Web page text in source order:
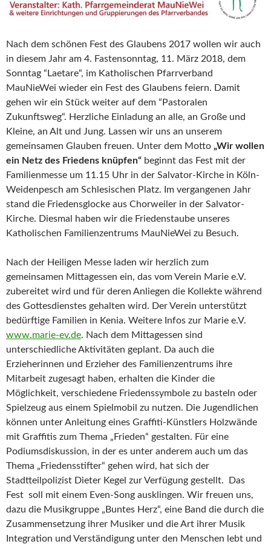
Nach dem schönen Fest des Glaubens 2017 wollen wir auch
in diesem Jahr am 4. Fastensonntag, 11. März 2018, dem
Sonntag “Laetare“, im Katholischen Pfarrverband
MauNieWei wieder ein Fest des Glaubens feiern. Damit
gehen wir ein Stück weiter auf dem “Pastoralen
Zukunftsweg“. Herzliche Einladung an alle, an Große und
Kleine, an Alt und Jung. Lassen wir uns an unserem
gemeinsamen Glauben freuen. Unter dem Motto „Wir wollen
ein Netz des Friedens knüpfen“ beginnt das Fest mit der
Familienmesse um 11.15 Uhr in der Salvator-Kirche in Köln-
Weidenpesch am Schlesischen Platz. Im vergangenen Jahr
stand die Friedensglocke aus Chorweiler in der Salvator-
Kirche. Diesmal haben wir die Friedenstaube unseres
Katholischen Familienzentrums MauNieWei zu Besuch.
Nach der Heiligen Messe laden wir herzlich zum
gemeinsamen Mittagessen ein, das vom Verein Marie e.V.
zubereitet wird und für deren Anliegen die Kollekte während
des Gottesdienstes gehalten wird. Der Verein unterstützt
bedürftige Familien in Kenia. Weitere Infos zur Marie e.V.
www.marie-ev.de. Nach dem Mittagessen sind
unterschiedliche Aktivitäten geplant. Da auch die
Erzieherinnen und Erzieher des Familienzentrums ihre
Mitarbeit zugesagt haben, erhalten die Kinder die
Möglichkeit, verschiedene Friedenssymbole zu basteln oder
Spielzeug aus einem Spielmobil zu nutzen. Die Jugendlichen
können unter Anleitung eines Graffiti-Künstlers Holzwände
mit Graffitis zum Thema „Frieden“ gestalten. Für eine
Podiumsdiskussion, in der es unter anderem auch um das
Thema „Friedensstifter“ gehen wird, hat sich der
Stadtteilpolizist Dieter Kegel zur Verfügung gestellt. Das
Fest soll mit einem Even-Song ausklingen. Wir freuen uns,
dazu die Musikgruppe „Buntes Herz“, eine Band die durch die
Zusammensetzung ihrer Musiker und die Art ihrer Musik
Integration und Verständigung unter den Menschen lebt und